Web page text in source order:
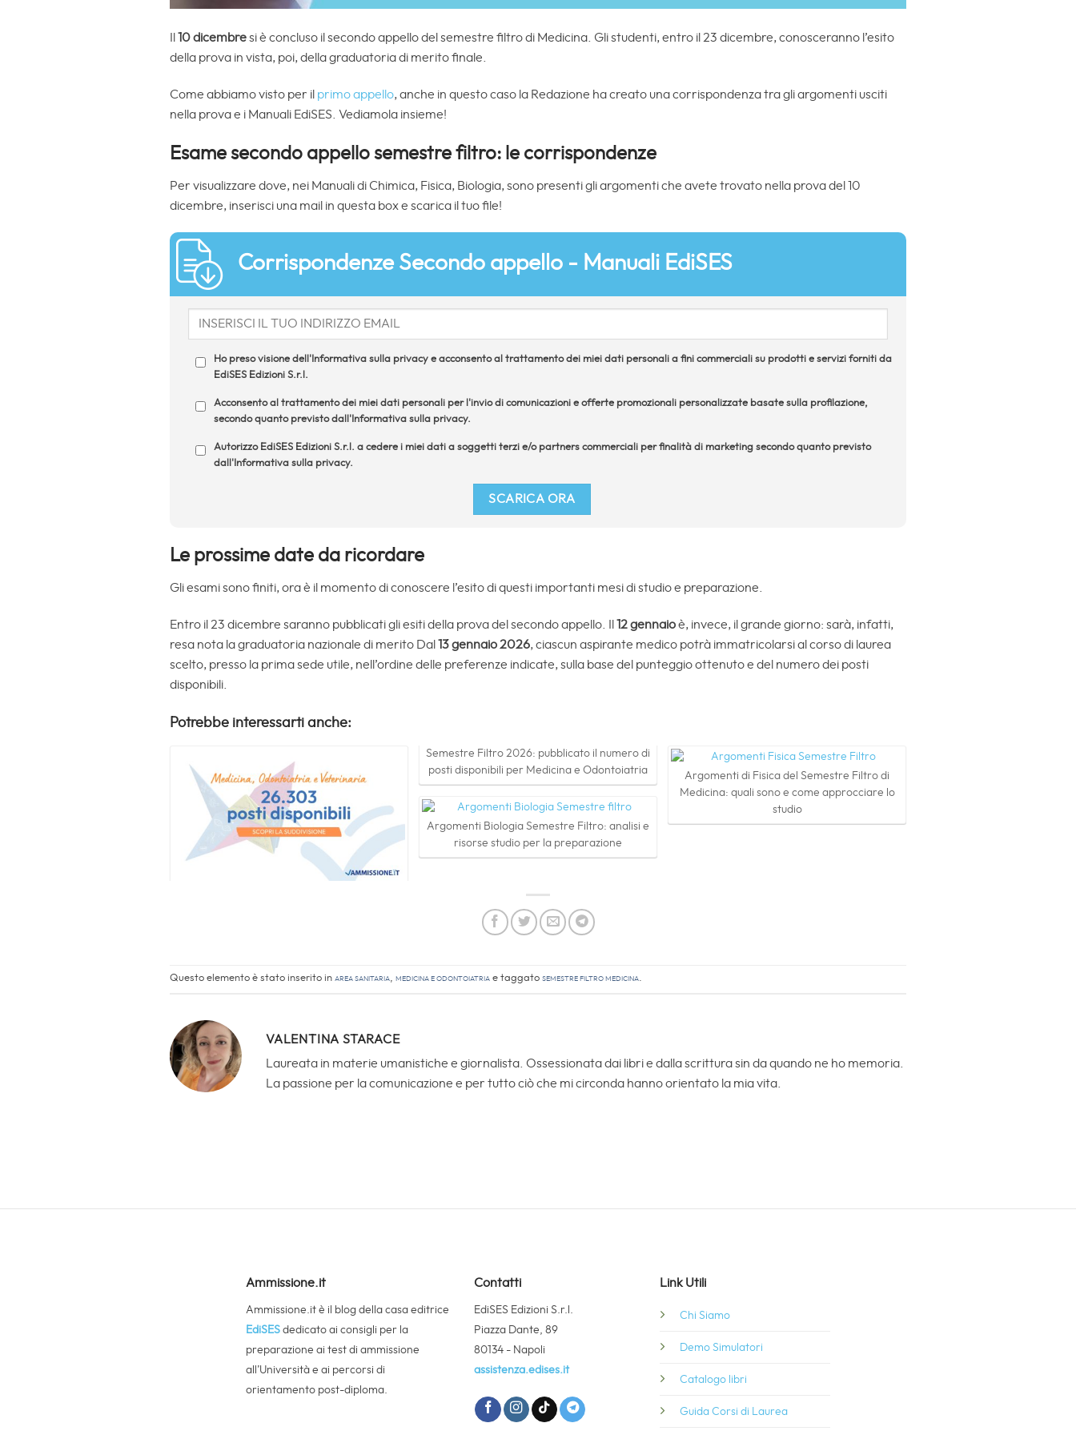
10 dicembresi è concluso il secondo appello del semestre filtro di Medicina. Gli studenti, entro il 23 dicembre, conosceranno l’esito
della prova in vista, poi, della graduatoria di merito finale.
Come abbiamo visto per il primo appello, anche in questo caso la Redazione ha creato una corrispondenza tra gli argomenti usciti
nella prova e i Manuali EdiSES. Vediamola insieme!
Esame secondo appello semestre filtro: le corrispondenze
Per visualizzare dove, nei Manuali di Chimica, Fisica, Biologia, sono presenti gli argomenti che avete trovato nella prova del 10
dicembre, inserisci una mail in questa box e scarica il tuo file!
Corrispondenze Secondo appello - Manuali EdiSES
Ho preso visione dell'Informativa sulla privacy e acconsento al trattamento dei miei dati personali a fini commerciali su prodotti e servizi forniti da
EdiSES Edizioni S.r.l.
Acconsento al trattamento dei miei dati personali per l'invio di comunicazioni e offerte promozionali personalizzate basate sulla profilazione,
secondo quanto previsto dall'Informativa sulla privacy.
Autorizzo EdiSES Edizioni S.r.l. a cedere i miei dati a soggetti terzi e/o partners commerciali per finalità di marketing secondo quanto previsto
dall'Informativa sulla privacy.
Le prossime date da ricordare
Gli esami sono finiti, ora è il momento di conoscere l’esito di questi importanti mesi di studio e preparazione.
Entro il 23 dicembre saranno pubblicati gli esiti della prova del secondo appello. Il 12 gennaioè, invece, il grande giorno: sarà, infatti,
resa nota la graduatoria nazionale di merito Dal 13 gennaio 2026, ciascun aspirante medico potrà immatricolarsi al corso di laurea
scelto, presso la prima sede utile, nell’ordine delle preferenze indicate, sulla base del punteggio ottenuto e del numero dei posti
disponibili.
Potrebbe interessarti anche:
Semestre Filtro 2026: pubblicato il numero di
posti disponibili per Medicina e Odontoiatria
Argomenti Biologia Semestre Filtro: analisi e
risorse studio per la preparazione
Argomenti di Fisica del Semestre Filtro di
Medicina: quali sono e come approcciare lo
studio
Questo elemento è stato inserito in Area sanitaria, Medicina e Odontoiatria e taggato semestre filtro medicina.
VALENTINA STARACE
Laureata in materie umanistiche e giornalista. Ossessionata dai libri e dalla scrittura sin da quando ne ho memoria.
La passione per la comunicazione e per tutto ciò che mi circonda hanno orientato la mia vita.
Ammissione.it
Ammissione.it è il blog della casa editrice
EdiSES dedicato ai consigli per la
preparazione ai test di ammissione
all’Università e ai percorsi di
orientamento post-diploma.
Contatti
EdiSES Edizioni S.r.l.
Piazza Dante, 89
80134 - Napoli
assistenza.edises.it
Link Utili
Chi Siamo
Demo Simulatori
Catalogo libri
Guida Corsi di Laurea